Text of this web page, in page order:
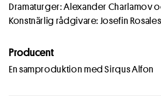
Dramaturger: Alexander Charlamov
Konstnärlig rådgivare: Josefin Rosales
Producent
En samproduktion med Sirqus Alfon